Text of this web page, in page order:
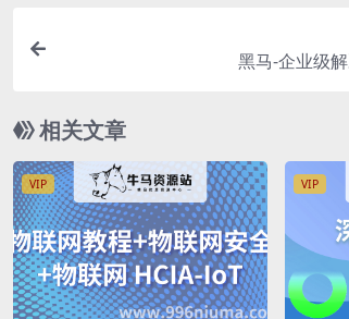
黑马-企业级
相关文章
VIP VIP